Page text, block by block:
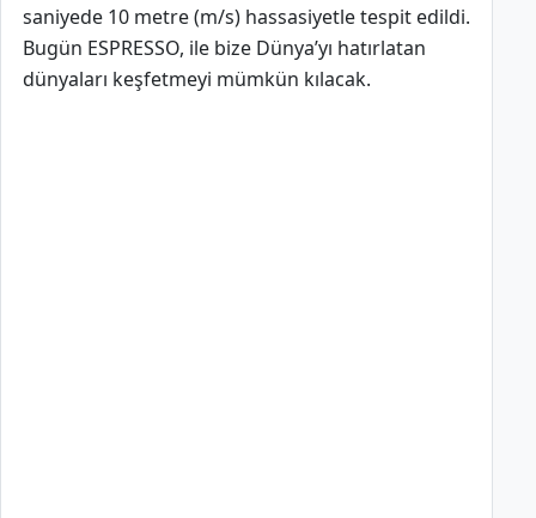
saniyede 10 metre (m/s) hassasiyetle tespit edildi.
Bugün ESPRESSO, ile bize Dünya’yı hatırlatan
dünyaları keşfetmeyi mümkün kılacak.